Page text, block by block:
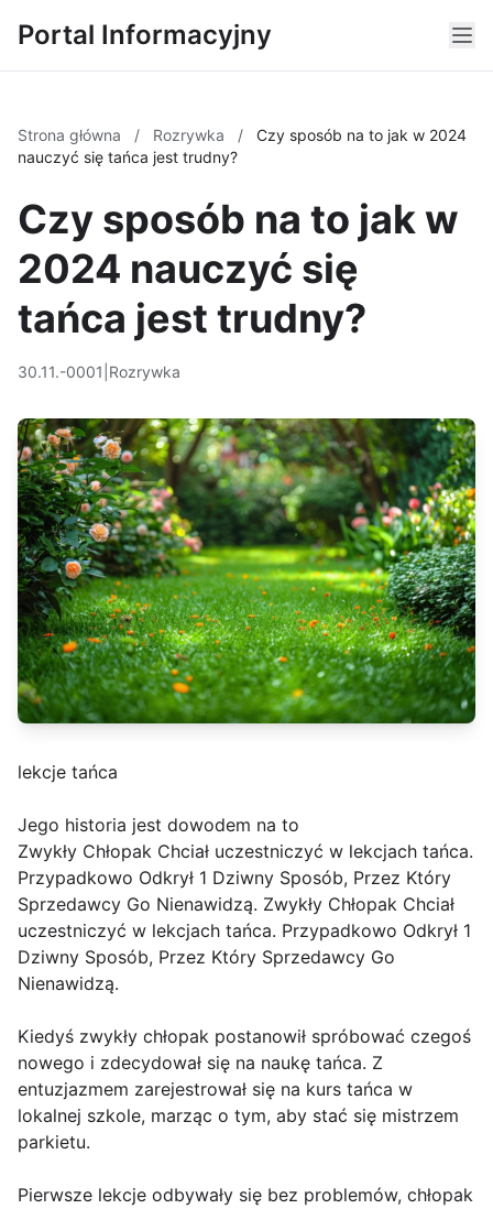
Portal Informacyjny
Strona główna / Rozrywka /
Czy sposób na to jak w 2024
nauczyć się tańca jest trudny?
Czy sposób na to jak w
2024 nauczyć się
tańca jest trudny?
30.11.-0001 Rozrywka
lekcje tańca
Jego historia jest dowodem na to
Zwykły Chłopak Chciał uczestniczyć w lekcjach tańca.
Przypadkowo Odkrył 1 Dziwny Sposób, Przez Który
Sprzedawcy Go Nienawidzą. Zwykły Chłopak Chciał
uczestniczyć w lekcjach tańca. Przypadkowo Odkrył 1
Dziwny Sposób, Przez Który Sprzedawcy Go
Nienawidzą.
Kiedyś zwykły chłopak postanowił spróbować czegoś
nowego i zdecydował się na naukę tańca. Z
entuzjazmem zarejestrował się na kurs tańca w
lokalnej szkole, marząc o tym, aby stać się mistrzem
parkietu.
Pierwsze lekcje odbywały się bez problemów, chłopak